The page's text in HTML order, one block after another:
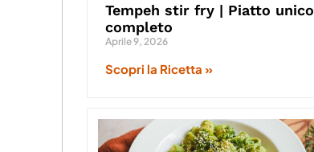
Tempeh stir fry | Piatto unico
completo
Aprile 9, 2026
Scopri la Ricetta »